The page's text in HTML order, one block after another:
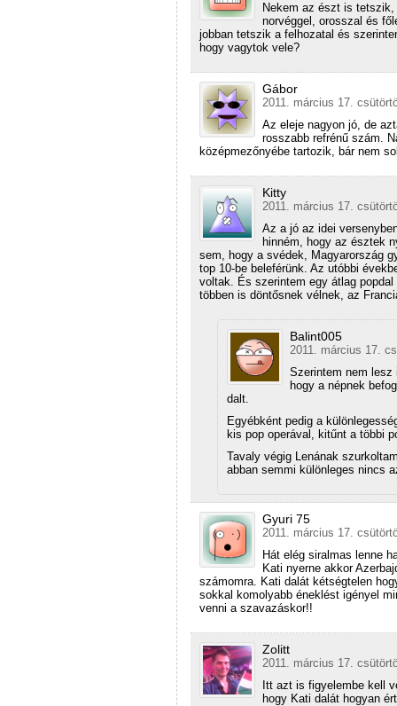
Nekem az észt is
norvéggel, orosszal és
jobban tetszik a felhozatal és
hogy vagytok vele?
Gábor
2011. március 17.
Az eleje nagyon jó, de
rosszabb refrénű szám.
középmezőnyébe tartozik, bár nem
Kitty
2011. március 17.
Az a jó az idei
hinném, hogy az észtek
sem, hogy a svédek, Magyarország
top 10-be beleférünk. Az utóbbi
voltak. És szerintem egy átlag
többen is döntősnek vélnek, az
Balint005
2011. március 17.
Szerintem nem lesz
hogy a népnek
dalt.
Egyébként pedig a
kis pop operával, kitűnt a többi
Tavaly végig Lenának
abban semmi különleges nincs
Gyuri 75
2011. március 17.
Hát elég siralmas lenne
Kati nyerne akkor
számomra. Kati dalát kétségtelen
sokkal komolyabb éneklést igényel
venni a szavazáskor!!
Zolitt
2011. március 17.
Itt azt is figyelembe kell
hogy Kati dalát hogyan